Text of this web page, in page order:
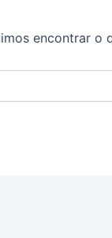
encontrar o